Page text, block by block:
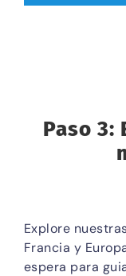
Paso 3:
Explore
Francia y
espera para